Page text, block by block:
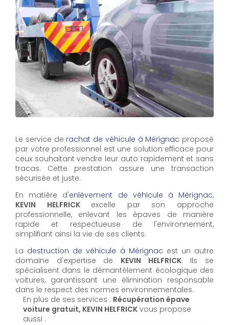
Le service de rachat de véhicule à Mérignac proposé
par votre professionnel est une solution efficace pour
ceux souhaitant vendre leur auto rapidement et sans
tracas. Cette prestation assure une transaction
sécurisée et juste.
En matière d'enlèvement de véhicule à Mérignac,
KEVIN HELFRICK excelle par son approche
professionnelle, enlevant les épaves de manière
rapide et respectueuse de l'environnement,
simplifiant ainsi la vie de ses clients.
La destruction de véhicule à Mérignac est un autre
domaine d'expertise de KEVIN HELFRICK. Ils se
spécialisent dans le démantèlement écologique des
voitures, garantissant une élimination responsable
dans le respect des normes environnementales.
En plus de ses services : Récupération épave
voiture gratuit, KEVIN HELFRICK vous propose
aussi :